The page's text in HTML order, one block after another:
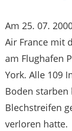
Am 25. 07.
Air France mit
am Flughafen
York. Alle 109
Boden starben
Blechstreifen
verloren hatte.